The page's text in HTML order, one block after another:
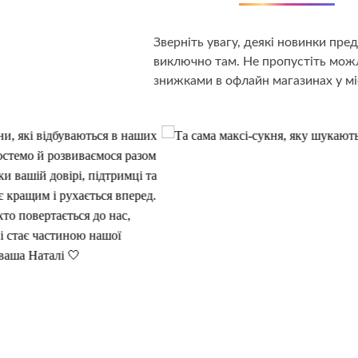
Зверніть увагу, деякі новинки
виключно там. Не пропустіть
знижками в офлайн магазинах у